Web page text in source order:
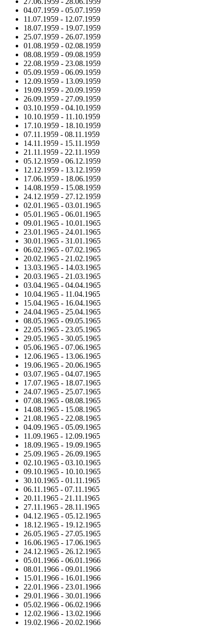
04.07.1959 - 05.07.1959
11.07.1959 - 12.07.1959
18.07.1959 - 19.07.1959
25.07.1959 - 26.07.1959
01.08.1959 - 02.08.1959
08.08.1959 - 09.08.1959
22.08.1959 - 23.08.1959
05.09.1959 - 06.09.1959
12.09.1959 - 13.09.1959
19.09.1959 - 20.09.1959
26.09.1959 - 27.09.1959
03.10.1959 - 04.10.1959
10.10.1959 - 11.10.1959
17.10.1959 - 18.10.1959
07.11.1959 - 08.11.1959
14.11.1959 - 15.11.1959
21.11.1959 - 22.11.1959
05.12.1959 - 06.12.1959
12.12.1959 - 13.12.1959
17.06.1959 - 18.06.1959
14.08.1959 - 15.08.1959
24.12.1959 - 27.12.1959
02.01.1965 - 03.01.1965
05.01.1965 - 06.01.1965
09.01.1965 - 10.01.1965
23.01.1965 - 24.01.1965
30.01.1965 - 31.01.1965
06.02.1965 - 07.02.1965
20.02.1965 - 21.02.1965
13.03.1965 - 14.03.1965
20.03.1965 - 21.03.1965
03.04.1965 - 04.04.1965
10.04.1965 - 11.04.1965
15.04.1965 - 16.04.1965
24.04.1965 - 25.04.1965
08.05.1965 - 09.05.1965
22.05.1965 - 23.05.1965
29.05.1965 - 30.05.1965
05.06.1965 - 07.06.1965
12.06.1965 - 13.06.1965
19.06.1965 - 20.06.1965
03.07.1965 - 04.07.1965
17.07.1965 - 18.07.1965
24.07.1965 - 25.07.1965
07.08.1965 - 08.08.1965
14.08.1965 - 15.08.1965
21.08.1965 - 22.08.1965
04.09.1965 - 05.09.1965
11.09.1965 - 12.09.1965
18.09.1965 - 19.09.1965
25.09.1965 - 26.09.1965
02.10.1965 - 03.10.1965
09.10.1965 - 10.10.1965
30.10.1965 - 01.11.1965
06.11.1965 - 07.11.1965
20.11.1965 - 21.11.1965
27.11.1965 - 28.11.1965
04.12.1965 - 05.12.1965
18.12.1965 - 19.12.1965
26.05.1965 - 27.05.1965
16.06.1965 - 17.06.1965
24.12.1965 - 26.12.1965
05.01.1966 - 06.01.1966
08.01.1966 - 09.01.1966
15.01.1966 - 16.01.1966
22.01.1966 - 23.01.1966
29.01.1966 - 30.01.1966
05.02.1966 - 06.02.1966
12.02.1966 - 13.02.1966
19.02.1966 - 20.02.1966